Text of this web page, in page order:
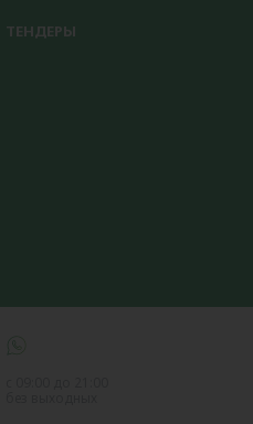
ТЕНДЕРЫ